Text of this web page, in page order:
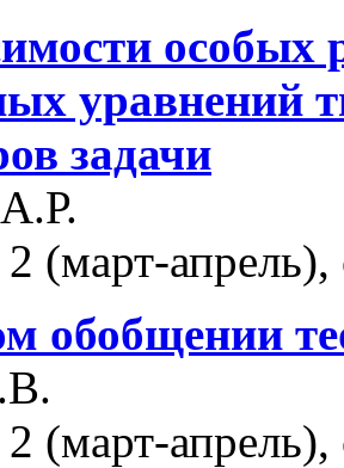
уравнений
задачи
(март-апрель),
обобщении
(март-апрель),